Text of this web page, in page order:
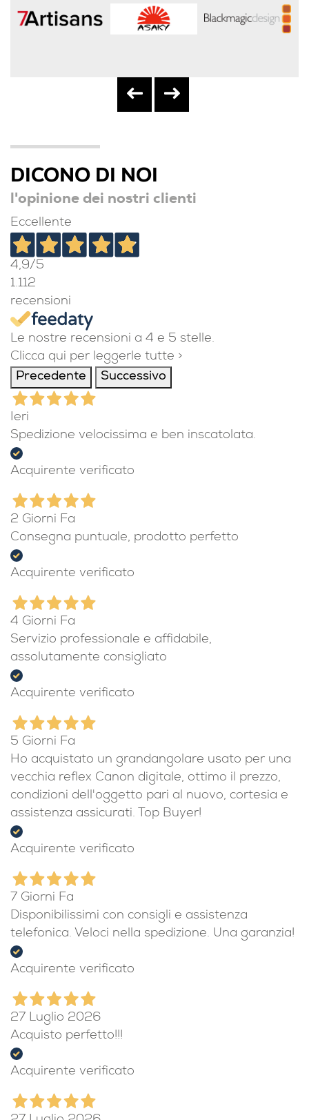
DICONO DI NOI
l'opinione dei nostri clienti
Eccellente
4,9/5
1.112
recensioni
Le nostre recensioni a 4 e 5 stelle.
Clicca qui per leggerle tutte >
Precedente
Successivo
Ieri
Spedizione velocissima e ben inscatolata.
Acquirente verificato
2 Giorni Fa
Consegna puntuale, prodotto perfetto
Acquirente verificato
4 Giorni Fa
Servizio professionale e affidabile,
assolutamente consigliato
Acquirente verificato
5 Giorni Fa
Ho acquistato un grandangolare usato per una
vecchia reflex Canon digitale, ottimo il prezzo,
condizioni dell'oggetto pari al nuovo, cortesia e
assistenza assicurati. Top Buyer!
Acquirente verificato
7 Giorni Fa
Disponibilissimi con consigli e assistenza
telefonica. Veloci nella spedizione. Una garanzia!
Acquirente verificato
27 Luglio 2026
Acquisto perfetto!!!
Acquirente verificato